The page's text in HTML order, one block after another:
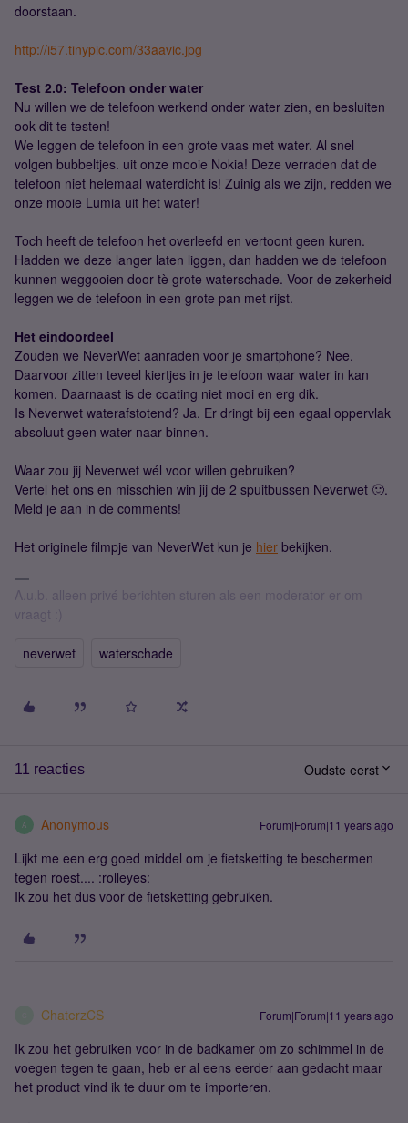
doorstaan.
http://i57.tinypic.com/33aavic.jpg
Test 2.0: Telefoon onder water
Nu willen we de telefoon werkend onder water zien, en besluiten
ook dit te testen!
We leggen de telefoon in een grote vaas met water. Al snel
volgen bubbeltjes. uit onze mooie Nokia! Deze verraden dat de
telefoon niet helemaal waterdicht is! Zuinig als we zijn, redden we
onze mooie Lumia uit het water!
Toch heeft de telefoon het overleefd en vertoont geen kuren.
Hadden we deze langer laten liggen, dan hadden we de telefoon
kunnen weggooien door tè grote waterschade. Voor de zekerheid
leggen we de telefoon in een grote pan met rijst.
Het eindoordeel
Zouden we NeverWet aanraden voor je smartphone? Nee.
Daarvoor zitten teveel kiertjes in je telefoon waar water in kan
komen. Daarnaast is de coating niet mooi en erg dik.
Is Neverwet waterafstotend? Ja. Er dringt bij een egaal oppervlak
absoluut geen water naar binnen.
Waar zou jij Neverwet wél voor willen gebruiken?
Vertel het ons en misschien win jij de 2 spuitbussen Neverwet 🙂.
Meld je aan in de comments!
Het originele filmpje van NeverWet kun je hier bekijken.
A.u.b. alleen privé berichten sturen als een moderator er om
vraagt :)
neverwet waterschade
11 reacties Oudste eerst
A Anonymous Forum|Forum|11 years ago
Lijkt me een erg goed middel om je fietsketting te beschermen
tegen roest.... :rolleyes:
Ik zou het dus voor de fietsketting gebruiken.
ChaterzCS Forum|Forum|11 years ago
Ik zou het gebruiken voor in de badkamer om zo schimmel in de
voegen tegen te gaan, heb er al eens eerder aan gedacht maar
het product vind ik te duur om te importeren.